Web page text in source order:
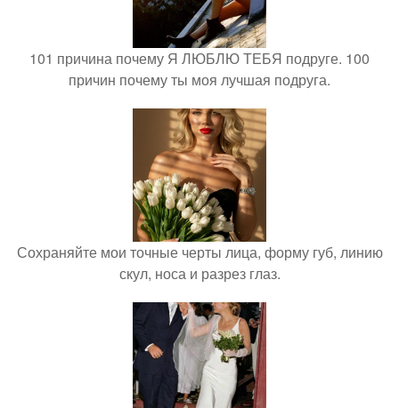
101 причина почему Я ЛЮБЛЮ ТЕБЯ подруге. 100
причин почему ты моя лучшая подруга.
Сохраняйте мои точные черты лица, форму губ, линию
скул, носа и разрез глаз.